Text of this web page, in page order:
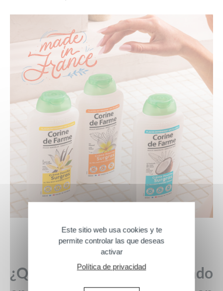
¿Qué significa el «Fabricado
Este sitio web usa cookies y te
permite controlar las que deseas
activar
Política de privacidad